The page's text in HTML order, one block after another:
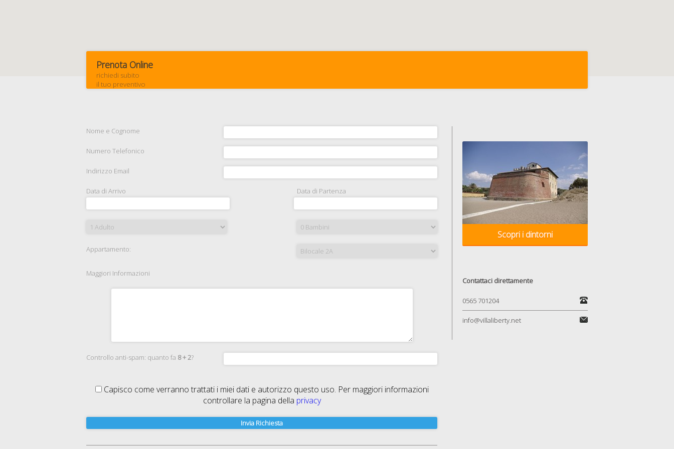
Prenota Online
richiedi subito
il tuo preventivo
Nome e Cognome
Numero Telefonico
Indirizzo Email
Data di Arrivo Data di Partenza
Appartamento:
Maggiori Informazioni
Controllo anti-spam: quanto fa 8 + 2?
Capisco come verranno trattati i miei dati e autorizzo questo uso. Per maggiori informazioni
controllare la pagina della privacy
Scopri i dintorni
Contattaci direttamente
0565 701204
info@villaliberty.net